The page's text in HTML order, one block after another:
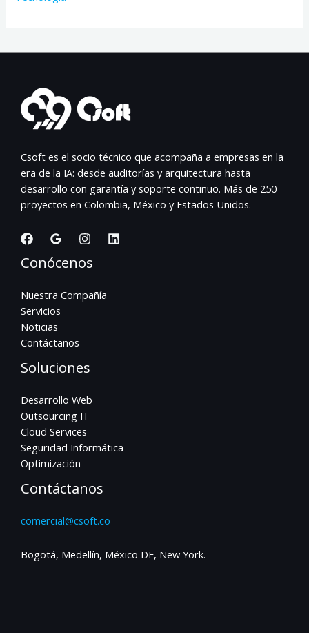
Csoft es el socio técnico que acompaña a empresas en la
era de la IA: desde auditorías y arquitectura hasta
desarrollo con garantía y soporte continuo. Más de 250
proyectos en Colombia, México y Estados Unidos.
Conócenos
Nuestra Compañía
Servicios
Noticias
Contáctanos
Soluciones
Desarrollo Web
Outsourcing IT
Cloud Services
Seguridad Informática
Optimización
Contáctanos
comercial@csoft.co
Bogotá, Medellín, México DF, New York.